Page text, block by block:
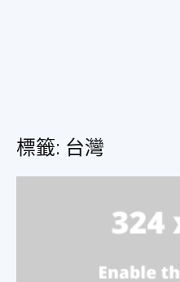
食、
標籤: 台灣